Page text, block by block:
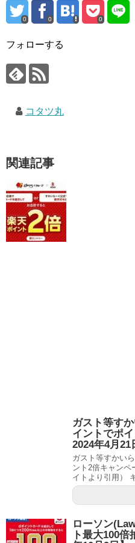
0 0 0
フォローする
コタツ丸
関連記事
ガスト等す
イントでポ
2024年4月21
ガスト等すかい
ント2倍キャンペ
イトより引用）
ローソン
ト最大100